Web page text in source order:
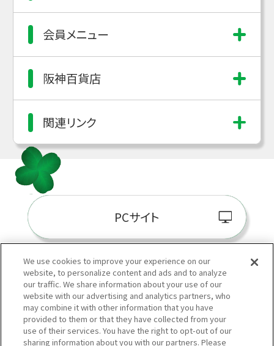
会員メニュー
阪神百貨店
関連リンク
PCサイト
阪神百貨店E-
We use cookies to improve your experience on our
website, to personalize content and ads and to analyze
our traffic. We share information about your use of our
website with our advertising and analytics partners, who
may combine it with other information that you have
provided to them or that they have collected from your
use of their services. You have the right to opt-out of our
sharing information about you with our partners. Please